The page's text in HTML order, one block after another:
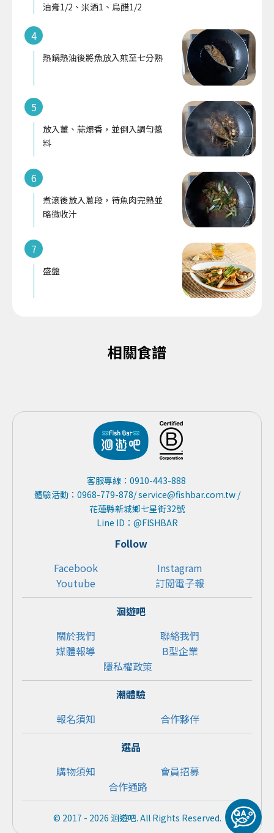
油膏1/2、米酒1、烏醋1/2
4
熱鍋熱油後將魚放入煎至七分熟
5
放入薑、蒜爆香，並倒入調勻醬
料
6
煮滾後放入蔥段，待魚肉完熟並
略微收汁
7
盛盤
相關食譜
客服專線：0910-443-888
體驗活動：0968-779-878/ service@fishbar.com.tw /
花蓮縣新城鄉七星街32號
Line ID：@FISHBAR
Follow
Facebook
Instagram
Youtube
訂閱電子報
洄遊吧
關於我們
聯絡我們
媒體報導
B型企業
隱私權政策
潮體驗
報名須知
合作夥伴
選品
購物須知
會員招募
合作通路
© 2017 - 2026 洄遊吧. All Rights Reserved.